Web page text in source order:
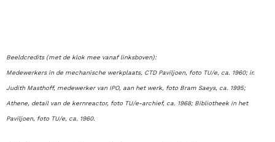
Beeldcredits (met de klok mee vanaf linksboven):
Medewerkers in de mechanische werkplaats, CTD Paviljoen, foto TU/e, ca. 1960; ir.
Judith Masthoff, medewerker van IPO, aan het werk, foto Bram Saeys, ca. 1995;
Athene, detail van de kernreactor, foto TU/e-archief, ca. 1968; Bibliotheek in het
Paviljoen, foto TU/e, ca. 1960.